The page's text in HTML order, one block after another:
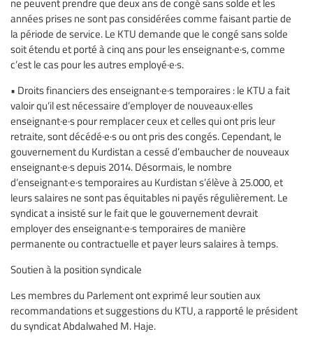
années prises ne sont pas considérées comme faisant partie de
la période de service. Le KTU demande que le congé sans solde
soit étendu et porté à cinq ans pour les enseignant·e·s, comme
c’est le cas pour les autres employé·e·s.
• Droits financiers des enseignant·e·s temporaires : le KTU a fait
valoir qu’il est nécessaire d’employer de nouveaux·elles
enseignant·e·s pour remplacer ceux et celles qui ont pris leur
retraite, sont décédé·e·s ou ont pris des congés. Cependant, le
gouvernement du Kurdistan a cessé d’embaucher de nouveaux
enseignant·e·s depuis 2014. Désormais, le nombre
d’enseignant·e·s temporaires au Kurdistan s’élève à 25.000, et
leurs salaires ne sont pas équitables ni payés régulièrement. Le
syndicat a insisté sur le fait que le gouvernement devrait
employer des enseignant·e·s temporaires de manière
permanente ou contractuelle et payer leurs salaires à temps.
Soutien à la position syndicale
Les membres du Parlement ont exprimé leur soutien aux
recommandations et suggestions du KTU, a rapporté le président
du syndicat Abdalwahed M. Haje.